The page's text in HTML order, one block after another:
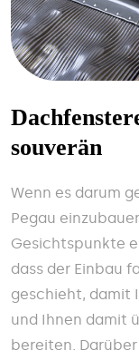
souverän
Wenn es darum
Pegau
Gesichtspunkte
dass der Einbau
geschieht, damit
und Ihnen damit
bereiten.